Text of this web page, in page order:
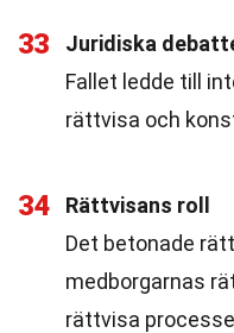
33
Juridiska
Fallet ledde till
rättvisa och
34
Rättvisans roll
Det betonade
medborgarnas
rättvisa